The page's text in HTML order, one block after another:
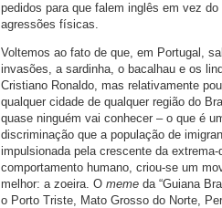
pedidos para que falem inglês em vez do
agressões físicas.
Voltemos ao fato de que, em Portugal,
invasões, a sardinha, o bacalhau e os
Cristiano Ronaldo, mas relativamente
qualquer cidade de qualquer região do
quase ninguém vai conhecer – o que é
discriminação que a população de
impulsionada pela crescente da
comportamento humano, criou-se um
melhor: a zoeira. O meme da “Guiana
o Porto Triste, Mato Grosso do Norte,